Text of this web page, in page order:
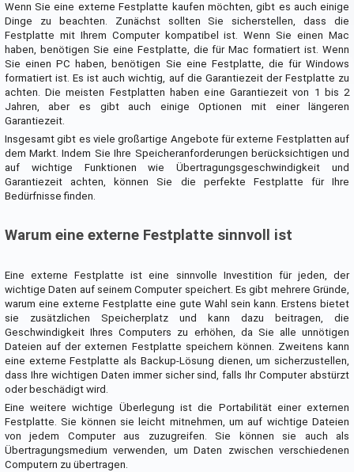
Wenn Sie eine externe Festplatte kaufen möchten, gibt es auch einige
Dinge zu beachten. Zunächst sollten Sie sicherstellen, dass die
Festplatte mit Ihrem Computer kompatibel ist. Wenn Sie einen Mac
haben, benötigen Sie eine Festplatte, die für Mac formatiert ist. Wenn
Sie einen PC haben, benötigen Sie eine Festplatte, die für Windows
formatiert ist. Es ist auch wichtig, auf die Garantiezeit der Festplatte zu
achten. Die meisten Festplatten haben eine Garantiezeit von 1 bis 2
Jahren, aber es gibt auch einige Optionen mit einer längeren
Garantiezeit.
Insgesamt gibt es viele großartige Angebote für externe Festplatten auf
dem Markt. Indem Sie Ihre Speicheranforderungen berücksichtigen und
auf wichtige Funktionen wie Übertragungsgeschwindigkeit und
Garantiezeit achten, können Sie die perfekte Festplatte für Ihre
Bedürfnisse finden.
Warum eine externe Festplatte sinnvoll ist
Eine externe Festplatte ist eine sinnvolle Investition für jeden, der
wichtige Daten auf seinem Computer speichert. Es gibt mehrere Gründe,
warum eine externe Festplatte eine gute Wahl sein kann. Erstens bietet
sie zusätzlichen Speicherplatz und kann dazu beitragen, die
Geschwindigkeit Ihres Computers zu erhöhen, da Sie alle unnötigen
Dateien auf der externen Festplatte speichern können. Zweitens kann
eine externe Festplatte als Backup-Lösung dienen, um sicherzustellen,
dass Ihre wichtigen Daten immer sicher sind, falls Ihr Computer abstürzt
oder beschädigt wird.
Eine weitere wichtige Überlegung ist die Portabilität einer externen
Festplatte. Sie können sie leicht mitnehmen, um auf wichtige Dateien
von jedem Computer aus zuzugreifen. Sie können sie auch als
Übertragungsmedium verwenden, um Daten zwischen verschiedenen
Computern zu übertragen.